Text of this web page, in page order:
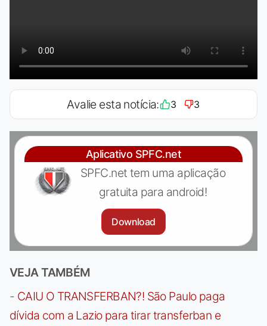
Avalie esta notícia: 3 3
Aplicativo SPFC.net
SPFC.net tem uma aplicação
gratuita para android!
Download
VEJA TAMBÉM
- CAIU O TRANSFERBAN?! São Paulo paga
dívida com a Lazio para tirar transferban e